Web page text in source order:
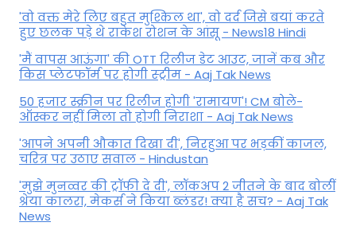
'वो वक्त मेरे लिए बहुत मुश्किल था', वो दर्द जिसे बयां करते
हुए छलक पड़े थे राकेश रोशन के आंसू - News18 Hindi
'मैं वापस आऊंगा' की OTT रिलीज डेट आउट, जानें कब और
किस प्लेटफॉर्म पर होगी स्ट्रीम - Aaj Tak News
50 हजार स्क्रीन पर रिलीज होगी 'रामायण'! CM बोले-
ऑस्कर नहीं मिला तो होगी निराशा - Aaj Tak News
'आपने अपनी औकात दिखा दी', निरहुआ पर भड़कीं काजल,
चरित्र पर उठाए सवाल - Hindustan
'मुझे मुनव्वर की ट्रॉफी दे दी', लॉकअप 2 जीतने के बाद बोलीं
श्रेया कालरा, मेकर्स ने किया ब्लंडर! क्या है सच? - Aaj Tak
News